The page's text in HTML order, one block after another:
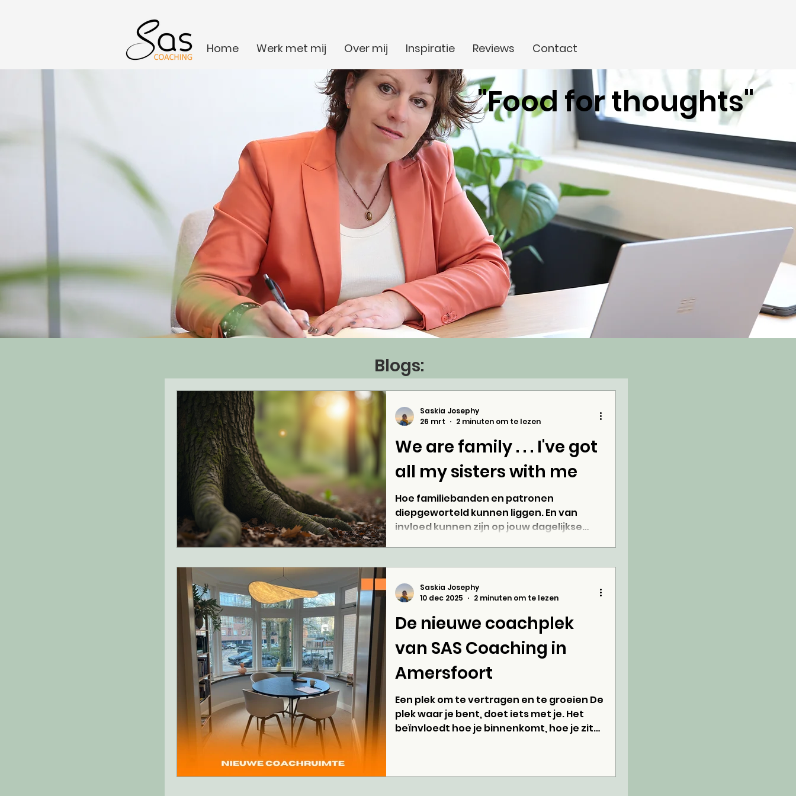
Home Werk met mij Over mij Inspiratie Reviews Contact
Blogs
"Food for thoughts"
Blogs:
We are family . . . I've got
all my sisters with me
Hoe familiebanden en patronen
diepgeworteld kunnen liggen. En van
invloed kunnen zijn op jouw dagelijkse
Saskia Josephy
26 mrt
2 minuten om te lezen
De nieuwe coachplek
van SAS Coaching in
Amersfoort
Een plek om te vertragen en te groeien De
plek waar je bent, doet iets met je. Het
beïnvloedt hoe je binnenkomt, hoe je zit
Saskia Josephy
10 dec 2025
2 minuten om te lezen